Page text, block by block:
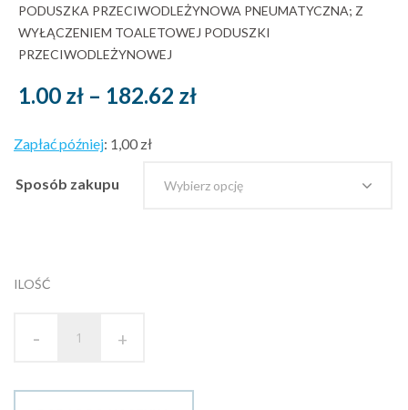
PODUSZKA PRZECIWODLEŻYNOWA PNEUMATYCZNA; Z
WYŁĄCZENIEM TOALETOWEJ PODUSZKI
PRZECIWODLEŻYNOWEJ
1.00 zł – 182.62 złZakres
1.00 zł
Zapłać później: 1,00 zł
Sposób zakupu
ILOŚĆ
- +